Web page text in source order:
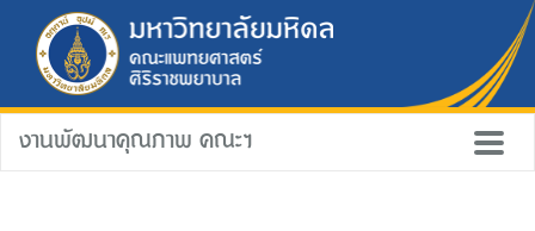
งานพัฒนาคุณภาพ คณะฯ